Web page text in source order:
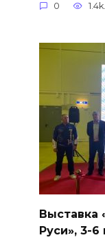
0 1.4k.
Выставка
Руси», 3-6